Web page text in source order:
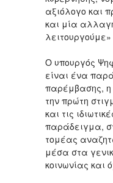
αξιόλογο και
και μία
Ο υπουργός
είναι ένα
παρέμβασης, η
την πρώτη
και τις
παράδειγμα,
τομέας
μέσα στα
κοινωνίας και